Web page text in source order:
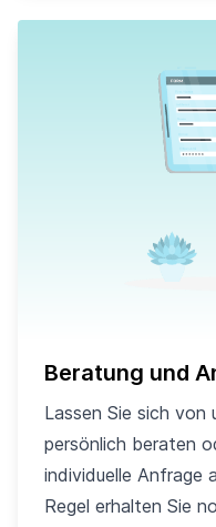
Beratung und
Lassen Sie sich von
persönlich beraten
individuelle Anfrage
Regel erhalten Sie